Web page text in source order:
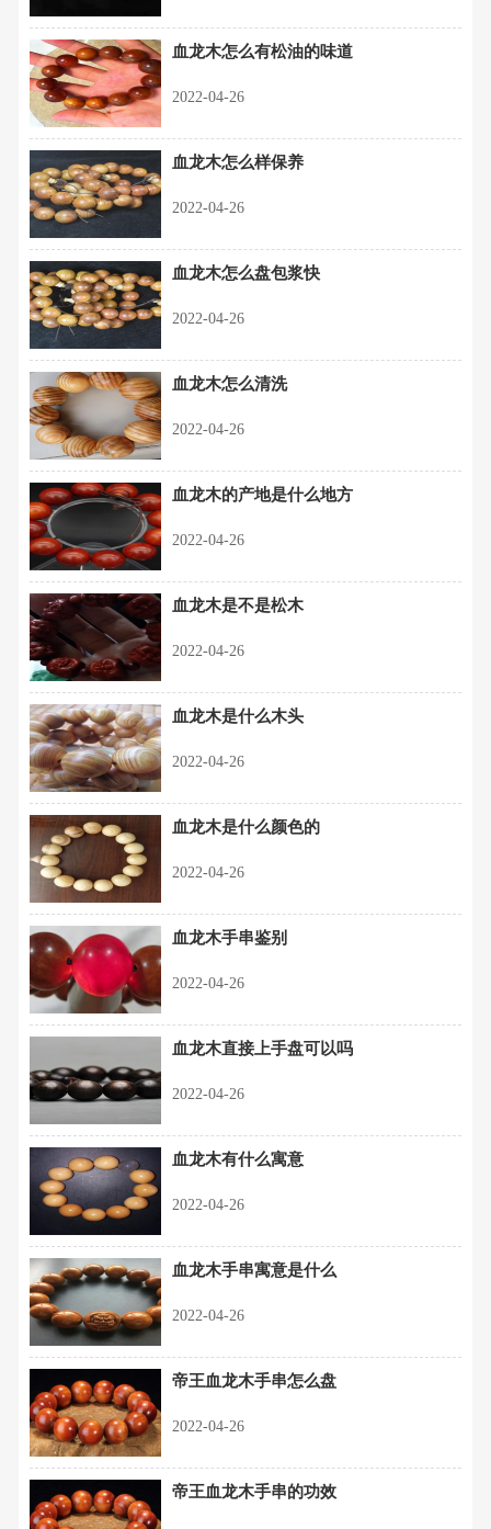
血龙木怎么有松油的味道
2022-04-26
血龙木怎么样保养
2022-04-26
血龙木怎么盘包浆快
2022-04-26
血龙木怎么清洗
2022-04-26
血龙木的产地是什么地方
2022-04-26
血龙木是不是松木
2022-04-26
血龙木是什么木头
2022-04-26
血龙木是什么颜色的
2022-04-26
血龙木手串鉴别
2022-04-26
血龙木直接上手盘可以吗
2022-04-26
血龙木有什么寓意
2022-04-26
血龙木手串寓意是什么
2022-04-26
帝王血龙木手串怎么盘
2022-04-26
帝王血龙木手串的功效